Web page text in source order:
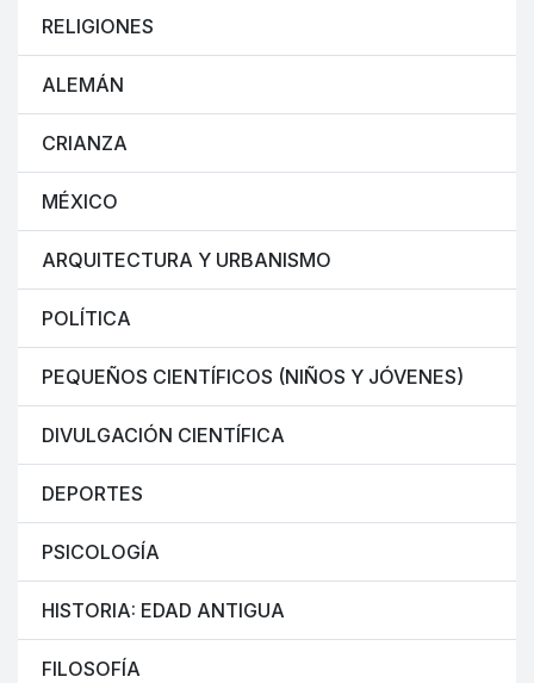
RELIGIONES
ALEMÁN
CRIANZA
MÉXICO
ARQUITECTURA Y URBANISMO
POLÍTICA
PEQUEÑOS CIENTÍFICOS (NIÑOS Y JÓVENES)
DIVULGACIÓN CIENTÍFICA
DEPORTES
PSICOLOGÍA
HISTORIA: EDAD ANTIGUA
FILOSOFÍA